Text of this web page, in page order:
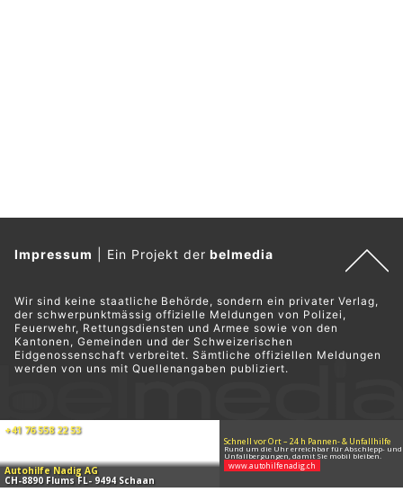
Impressum Ein Projekt derbelmedia
Wir sind keine staatliche Behörde, sondern ein privater Verlag,
der schwerpunktmässig offizielle Meldungen von Polizei,
Feuerwehr, Rettungsdiensten und Armee sowie von den
Kantonen, Gemeinden und der Schweizerischen
Eidgenossenschaft verbreitet. Sämtliche offiziellen Meldungen
werden von uns mit Quellenangaben publiziert.